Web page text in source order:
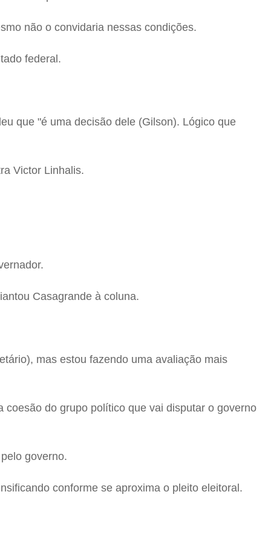
não o convidaria nessas condições.
federal.
que "é uma decisão dele (Gilson). Lógico que
Victor Linhalis.
Casagrande à coluna.
mas estou fazendo uma avaliação mais
do grupo político que vai disputar o governo
governo.
conforme se aproxima o pleito eleitoral.